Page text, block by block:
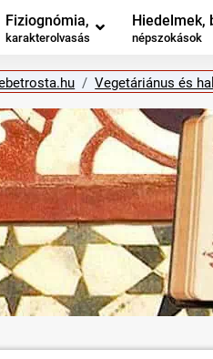
Fiziognómia,
karakterolvasás
Hiedelmek,
népszokások
Vegetáriánus és